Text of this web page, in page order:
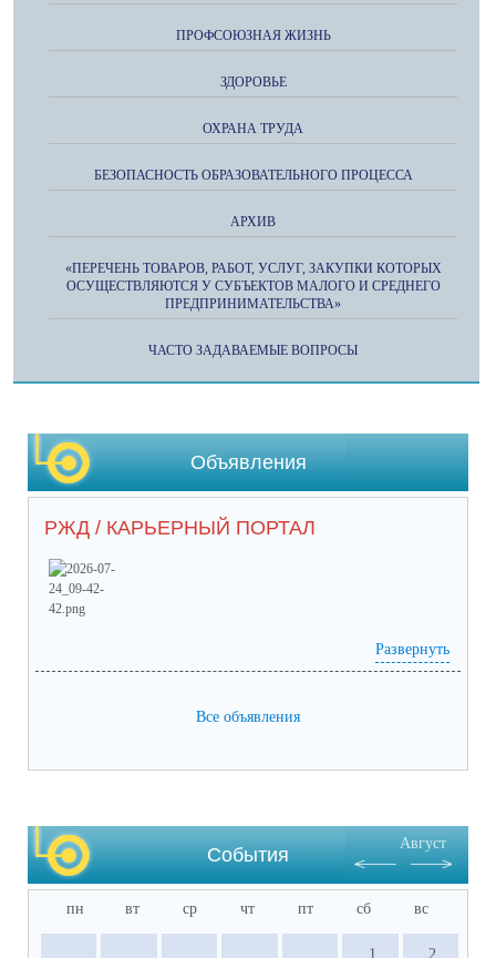
ПРОФСОЮЗНАЯ ЖИЗНЬ
ЗДОРОВЬЕ
ОХРАНА ТРУДА
БЕЗОПАСНОСТЬ ОБРАЗОВАТЕЛЬНОГО ПРОЦЕССА
АРХИВ
«ПЕРЕЧЕНЬ ТОВАРОВ, РАБОТ, УСЛУГ, ЗАКУПКИ КОТОРЫХ
ОСУЩЕСТВЛЯЮТСЯ У СУБЪЕКТОВ МАЛОГО И СРЕДНЕГО
ПРЕДПРИНИМАТЕЛЬСТВА»
ЧАСТО ЗАДАВАЕМЫЕ ВОПРОСЫ
Объявления
РЖД / КАРЬЕРНЫЙ ПОРТАЛ
(посмотреть)
Prilozhieniie_1 (53).pdf(скачать)(посмотреть)
Развернуть
Все объявления
События
Август
пн вт ср чт пт сб вс
1 2